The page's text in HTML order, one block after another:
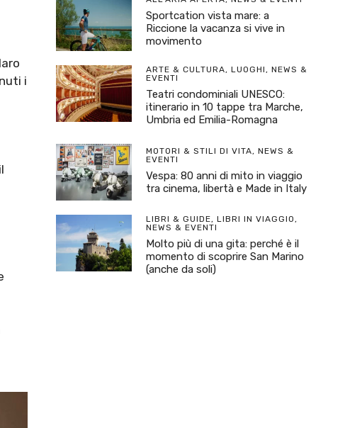
i
Sportcation vista mare: a
Riccione la vacanza si vive in
movimento
ARTE & CULTURA, LUOGHI, NEWS &
EVENTI
Teatri condominiali UNESCO:
itinerario in 10 tappe tra Marche,
Umbria ed Emilia-Romagna
MOTORI & STILI DI VITA, NEWS &
EVENTI
Vespa: 80 anni di mito in viaggio
tra cinema, libertà e Made in Italy
LIBRI & GUIDE, LIBRI IN VIAGGIO,
NEWS & EVENTI
Molto più di una gita: perché è il
momento di scoprire San Marino
(anche da soli)